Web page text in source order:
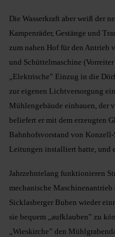
Die Wasserkraft aber weiß der
Kampenräder, Gestänge und
zum nahen Hof für den Antrieb
und Schüttelmaschine
„Elektrische” Einzug in die
zur eigenen Lichtversorgung
Mühlengebäude einbauen, der
beliefert er mit dem erzeugten
Bahnhofsvorstand von
Leitungen installiert hatte, und
Jahrzehntelang funktionieren
mechanische
Sicklasberger Buben wieder
sie bequem „aufklauben” zu
„Wieskirche” den